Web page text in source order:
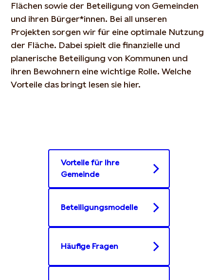
Flächen sowie der Beteiligung von Gemeinden
und ihren Bürger*innen. Bei all unseren
Projekten sorgen wir für eine optimale Nutzung
der Fläche. Dabei spielt die finanzielle und
planerische Beteiligung von Kommunen und
ihren Bewohnern eine wichtige Rolle. Welche
Vorteile das bringt lesen sie hier.
Vorteile für Ihre
Gemeinde
Beteiligungsmodelle
Häufige Fragen